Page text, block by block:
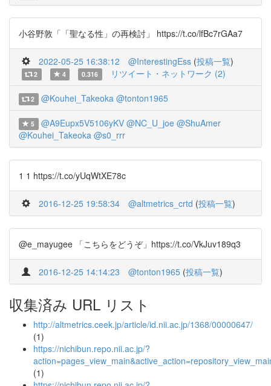
小谷野敦「「聖なる性」の再検討」 https://t.co/lfBc7rGAa7
2022-05-25 16:38:12 @InterestingEss (投稿一覧)
2 4 0.316 リツイート・ネットワーク (2)
2 @Kouhei_Takeoka @tonton1965
5 @A9Eupx5V5106yKV @NC_U_joe @ShuAmer
@Kouhei_Takeoka @s0_rrr
1 1 https://t.co/yUqWtXE78c
2016-12-25 19:58:34 @altmetrics_crtd (投稿一覧)
@e_mayugee 「こちらをどうぞ」https://t.co/VkJuv189q3
2016-12-25 14:14:23 @tonton1965 (投稿一覧)
収集済み URL リスト
http://altmetrics.ceek.jp/article/id.nii.ac.jp/1368/00000647/
(1)
https://nichibun.repo.nii.ac.jp/?
(1)